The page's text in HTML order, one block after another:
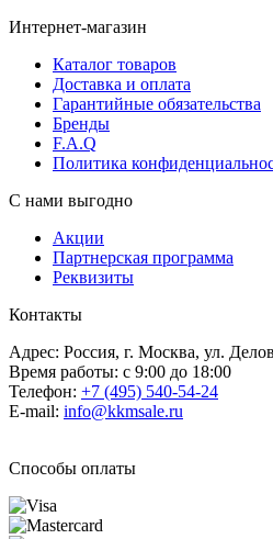
Интернет-магазин
Каталог товаров
Доставка и оплата
Гарантийные обязательства
Бренды
F.A.Q
Политика
С нами выгодно
Акции
Партнерская программа
Реквизиты
Контакты
Адрес: Россия, г. Москва, ул.
Время работы: с 9:00 до 18:00
Телефон: +7 (495) 540-54-24
E-mail: info@kkmsale.ru
Способы оплаты